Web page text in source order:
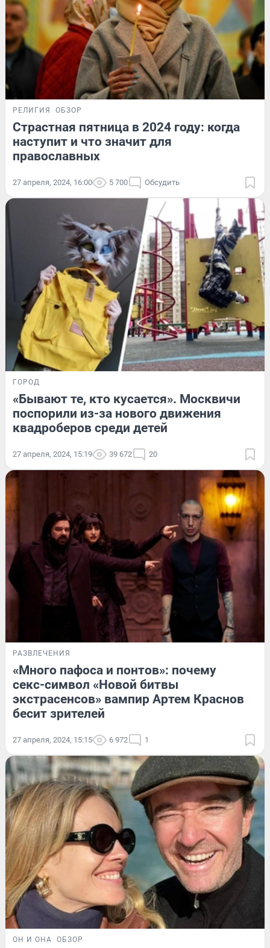
РЕЛИГИЯ ОБЗОР
Страстная пятница в 2024 году: когда
наступит и что значит для
православных
27 апреля, 2024, 16:00 5 700 Обсудить
ГОРОД
«Бывают те, кто кусается». Москвичи
поспорили из-за нового движения
квадроберов среди детей
27 апреля, 2024, 15:19 39 672 20
РАЗВЛЕЧЕНИЯ
«Много пафоса и понтов»: почему
секс-символ «Новой битвы
экстрасенсов» вампир Артем Краснов
бесит зрителей
27 апреля, 2024, 15:15 6 972 1
ОН И ОНА ОБЗОР